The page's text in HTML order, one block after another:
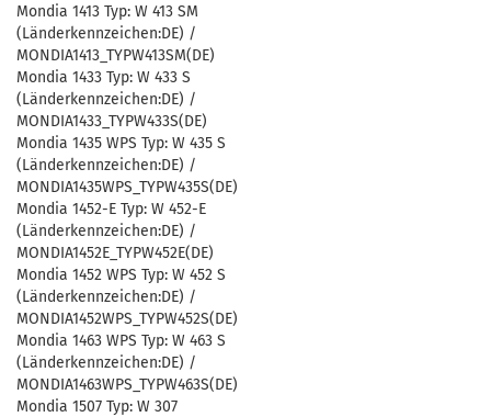
Mondia 1413 Typ: W 413 SM
(Länderkennzeichen:DE) /
MONDIA1413_TYPW413SM(DE)
Mondia 1433 Typ: W 433 S
(Länderkennzeichen:DE) /
MONDIA1433_TYPW433S(DE)
Mondia 1435 WPS Typ: W 435 S
(Länderkennzeichen:DE) /
MONDIA1435WPS_TYPW435S(DE)
Mondia 1452-E Typ: W 452-E
(Länderkennzeichen:DE) /
MONDIA1452E_TYPW452E(DE)
Mondia 1452 WPS Typ: W 452 S
(Länderkennzeichen:DE) /
MONDIA1452WPS_TYPW452S(DE)
Mondia 1463 WPS Typ: W 463 S
(Länderkennzeichen:DE) /
MONDIA1463WPS_TYPW463S(DE)
Mondia 1507 Typ: W 307